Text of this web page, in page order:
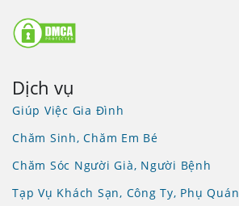
Dịch vụ
Giúp Việc Gia Đình
Chăm Sinh, Chăm Em Bé
Chăm Sóc Người Già, Người Bệnh
Tạp Vụ Khách Sạn, Công Ty, Phụ Quán